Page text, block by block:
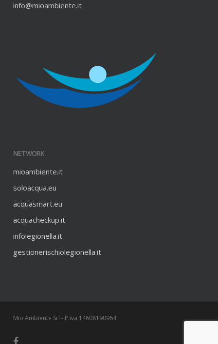
info@mioambiente.it
NETWORK
mioambiente.it
soloacqua.eu
acquasmart.eu
acquacheckup.it
infolegionella.it
gestionerischiolegionella.it
Mio Ambiente Srl - P.iva 14608190964
facebook